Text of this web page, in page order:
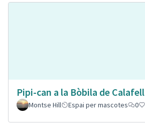
Pipi-can a la Bòbila de Calafell
Montse Hill
Espai per mascotes 0